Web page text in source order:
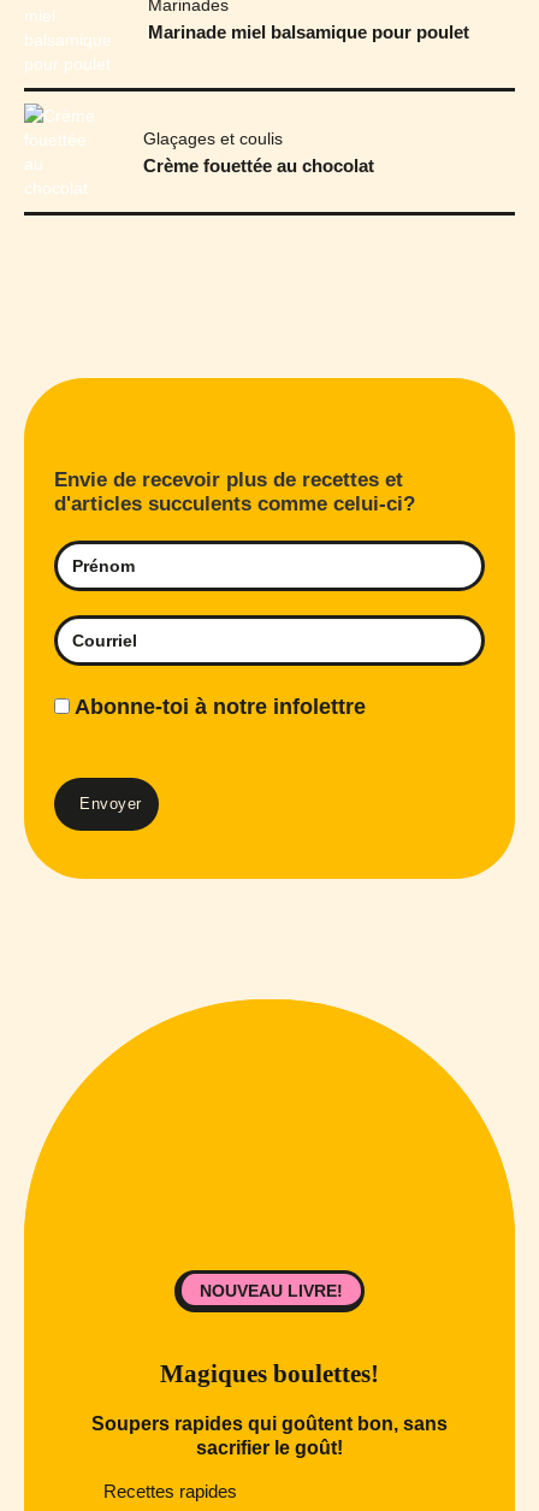
Marinades
Marinade miel balsamique pour poulet
Glaçages et coulis
Crème fouettée au chocolat
Envie de recevoir plus de recettes et
d'articles succulents comme celui-ci?
Abonne-toi à notre infolettre
Magiques boulettes!
Soupers rapides qui goûtent bon, sans
sacrifier le goût!
Recettes rapides
NOUVEAU LIVRE!